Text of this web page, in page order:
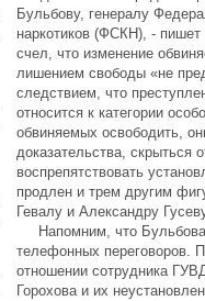
Бульбову, генералу
наркотиков (ФСКН), -
счел, что изменение
лишением свободы «не
следствием, что
относится к категории
обвиняемых освободить,
доказательства, скрыться
воспрепятствовать
продлен и трем другим
Гевалу и Александру
Напомним, что Бульбова
телефонных переговоров.
отношении сотрудника
Горохова и их